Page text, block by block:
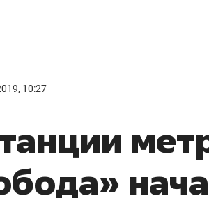
10:27